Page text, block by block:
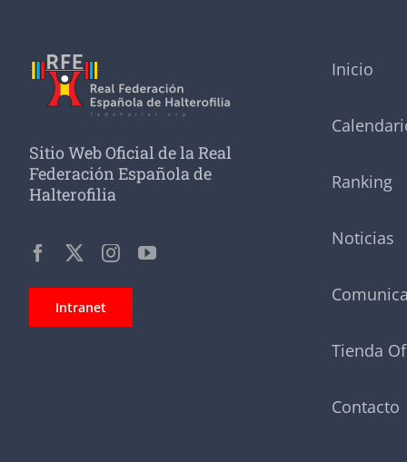
Sitio Web Oficial de la Real
Federación Española de
Halterofilia
Intranet
Inicio
Ranking
Noticias
Tienda
Contacto